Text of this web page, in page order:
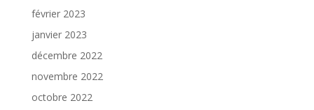
février 2023
janvier 2023
décembre 2022
novembre 2022
octobre 2022